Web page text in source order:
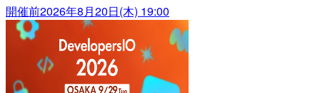
開催前2026年8月20日(木) 19:00